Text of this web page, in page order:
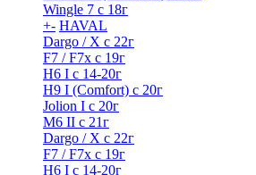
Wingle 7 с 18г
+- HAVAL
Dargo / Х с 22г
F7 / F7x с 19г
H6 I с 14-20г
H9 I (Comfort) с 20г
Jolion I с 20г
M6 II с 21г
Dargo / Х с 22г
F7 / F7x с 19г
H6 I с 14-20г